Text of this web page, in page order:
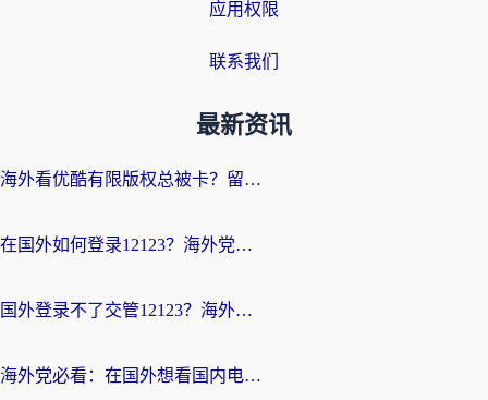
应用权限
联系我们
最新资讯
海外看优酷有限版权总被卡？留学生亲测有效的回国加速器选择指南
在国外如何登录12123？海外党必备的回国加速实用指南
国外登录不了交管12123？海外华人亲测有效的回国加速器选择指南
海外党必看：在国外想看国内电视剧用什么软件？3步解决地域限制